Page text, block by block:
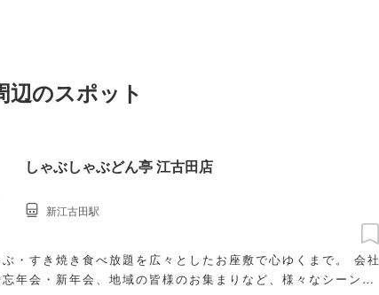
辺のスポット
しゃぶしゃぶどん亭 江古田店
・すき焼き食べ放題を広々としたお座敷で心ゆくまで。 会社
年会・新年会、地域の皆様のお集まりなど、様々なシーンで
新江古田駅